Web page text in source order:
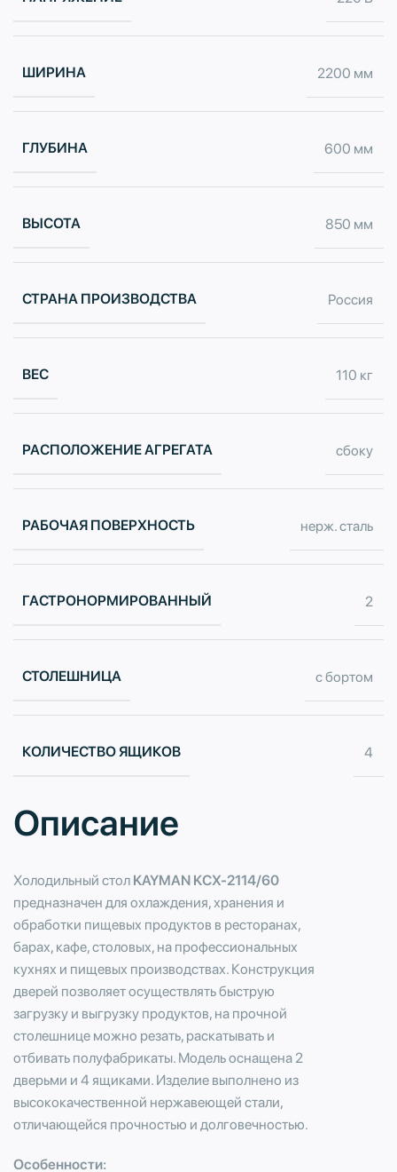
Описание
Холодильный стол KAYMAN KСХ-2114/60
предназначен для охлаждения, хранения и
обработки пищевых продуктов в ресторанах,
барах, кафе, столовых, на профессиональных
кухнях и пищевых производствах. Конструкция
дверей позволяет осуществлять быструю
загрузку и выгрузку продуктов, на прочной
столешнице можно резать, раскатывать и
отбивать полуфабрикаты. Модель оснащена 2
дверьми и 4 ящиками. Изделие выполнено из
высококачественной нержавеющей стали,
отличающейся прочностью и долговечностью.
Особенности:
ШИРИНА 2200 мм
ГЛУБИНА 600 мм
ВЫСОТА 850 мм
СТРАНА ПРОИЗВОДСТВА Россия
ВЕС 110 кг
РАСПОЛОЖЕНИЕ АГРЕГАТА сбоку
РАБОЧАЯ ПОВЕРХНОСТЬ нерж. сталь
ГАСТРОНОРМИРОВАННЫЙ 2
СТОЛЕШНИЦА с бортом
КОЛИЧЕСТВО ЯЩИКОВ 4